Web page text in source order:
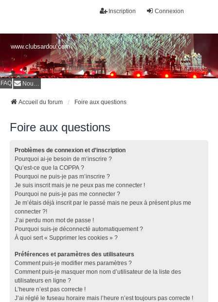
Connexion
Inscription
www.clubsardou.com
FAQ Nous contacter
Accueil du forum Foire aux questions
Foire aux questions
Problèmes de connexion et d’inscription
Pourquoi ai-je besoin de m’inscrire ?
Qu’est-ce que la COPPA ?
Pourquoi ne puis-je pas m’inscrire ?
Je suis inscrit mais je ne peux pas me connecter !
Pourquoi ne puis-je pas me connecter ?
Je m’étais déjà inscrit par le passé mais ne peux à présent plus me
connecter ?!
J’ai perdu mon mot de passe !
Pourquoi suis-je déconnecté automatiquement ?
À quoi sert « Supprimer les cookies » ?
Préférences et paramètres des utilisateurs
Comment puis-je modifier mes paramètres ?
Comment puis-je masquer mon nom d’utilisateur de la liste des
utilisateurs en ligne ?
L’heure n’est pas correcte !
J’ai réglé le fuseau horaire mais l’heure n’est toujours pas correcte !